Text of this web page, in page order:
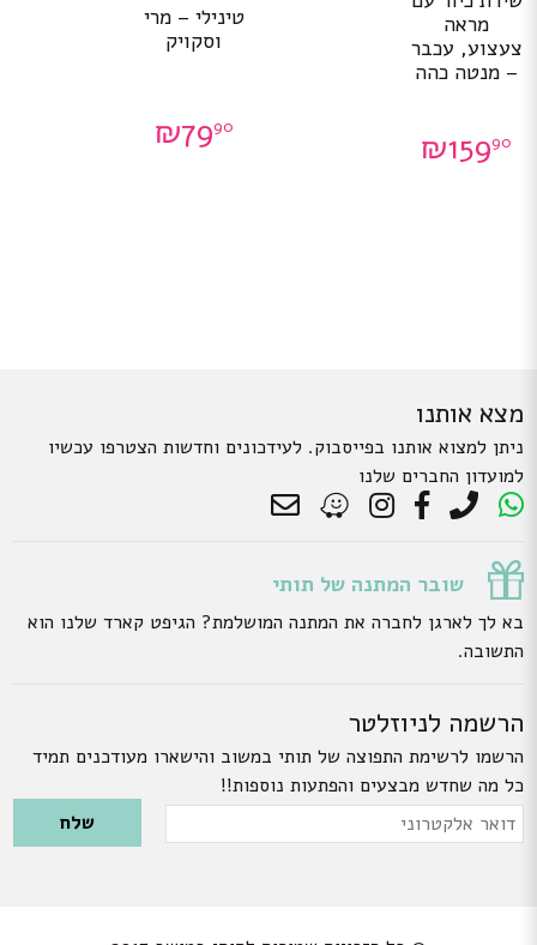
מראה
צעצוע, עכבר
– מנטה כהה
₪15990
טינילי – מרי
וסקויק
₪7990
מצא אותנו
ניתן למצוא אותנו בפייסבוק. לעידכונים וחדשות הצטרפו עכשיו
למועדון החברים שלנו
שובר המתנה של תותי
בא לך לארגן לחברה את המתנה המושלמת? הגיפט קארד שלנו הוא
התשובה.
הרשמה לניוזלטר
הרשמו לרשימת התפוצה של תותי במשוב והישארו מעודכנים תמיד
כל מה שחדש מבצעים והפתעות נוספות!!
Please leave this field empty.
דואר